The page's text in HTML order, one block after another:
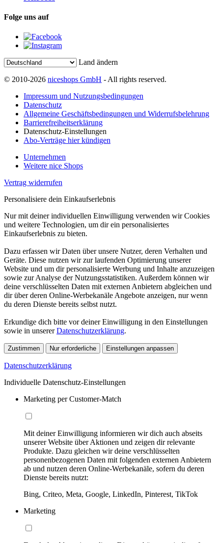
Folge uns auf
Land ändern
© 2010-2026 niceshops GmbH - All rights reserved.
Impressum und Nutzungsbedingungen
Datenschutz
Allgemeine Geschäftsbedingungen und Widerrufsbelehrung
Barrierefreiheitserklärung
Datenschutz-Einstellungen
Abo-Verträge hier kündigen
Unternehmen
Weitere nice Shops
Vertrag widerrufen
Personalisiere dein Einkaufserlebnis
Nur mit deiner individuellen Einwilligung verwenden wir Cookies
und weitere Technologien, um dir ein personalisiertes
Einkaufserlebnis zu bieten.
Dazu erfassen wir Daten über unsere Nutzer, deren Verhalten und
Geräte. Diese nutzen wir zur laufenden Optimierung unserer
Website und um dir personalisierte Werbung und Inhalte anzuzeigen
sowie zur Analyse der Nutzungsstatistiken. Außerdem können wir
deine verschlüsselten Daten mit externen Anbietern abgleichen und
dir über deren Online-Werbekanäle Angebote anzeigen, nur wenn
du deren Dienste bereits selbst nutzt.
Erkundige dich bitte vor deiner Einwilligung in den Einstellungen
sowie in unsererDatenschutzerklärung.
Zustimmen Nur erforderliche Einstellungen anpassen
Datenschutzerklärung
Individuelle Datenschutz-Einstellungen
Marketing per Customer-Match
Mit deiner Einwilligung informieren wir dich auch abseits
unserer Website über Aktionen und zeigen dir relevante
Produkte. Dazu gleichen wir deine verschlüsselten
personenbezogenen Daten mit folgenden externen Anbietern
ab und nutzen deren Online-Werbekanäle, sofern du deren
Dienste bereits nutzt:
Bing, Criteo, Meta, Google, LinkedIn, Pinterest, TikTok
Marketing